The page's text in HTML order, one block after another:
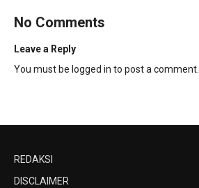
No Comments
Leave a Reply
You must be logged in to post a comment.
REDAKSI
DISCLAIMER